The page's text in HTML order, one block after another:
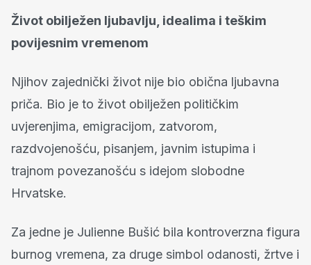
Život obilježen ljubavlju, idealima i teškim
povijesnim vremenom
Njihov zajednički život nije bio obična ljubavna
priča. Bio je to život obilježen političkim
uvjerenjima, emigracijom, zatvorom,
razdvojenošću, pisanjem, javnim istupima i
trajnom povezanošću s idejom slobodne
Hrvatske.
Za jedne je Julienne Bušić bila kontroverzna figura
burnog vremena, za druge simbol odanosti, žrtve i